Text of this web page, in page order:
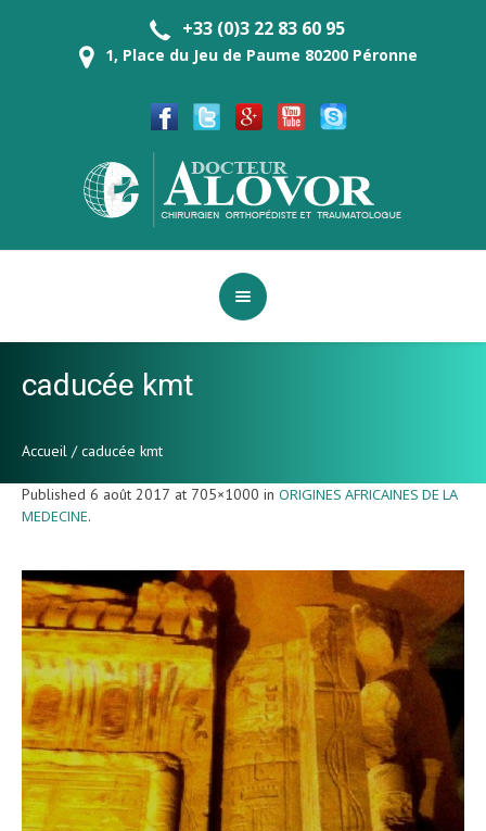
+33 (0)3 22 83 60 95
1, Place du Jeu de Paume 80200 Péronne
caducée kmt
Accueil /caducée kmt
Published 6 août 2017 at 705×1000 in ORIGINES AFRICAINES DE LA
MEDECINE.